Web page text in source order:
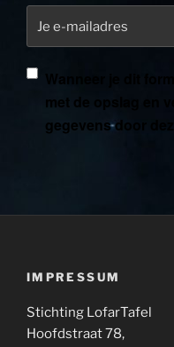
Wanneer je dit
met de opslag en
gegevens door
IMPRESSUM
Stichting LofarTafel
Hoofdstraat 78,